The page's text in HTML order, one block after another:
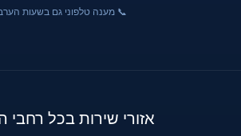
📞 מענה טלפוני גם בשעות
אזורי שירות בכל רחבי